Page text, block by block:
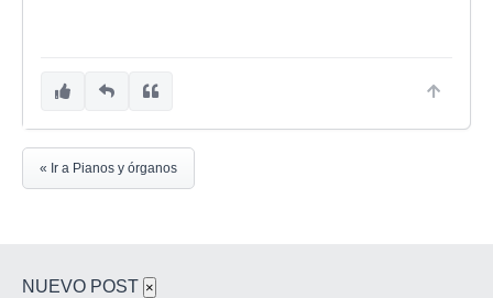
« Ir a Pianos y órganos
NUEVO POST ×